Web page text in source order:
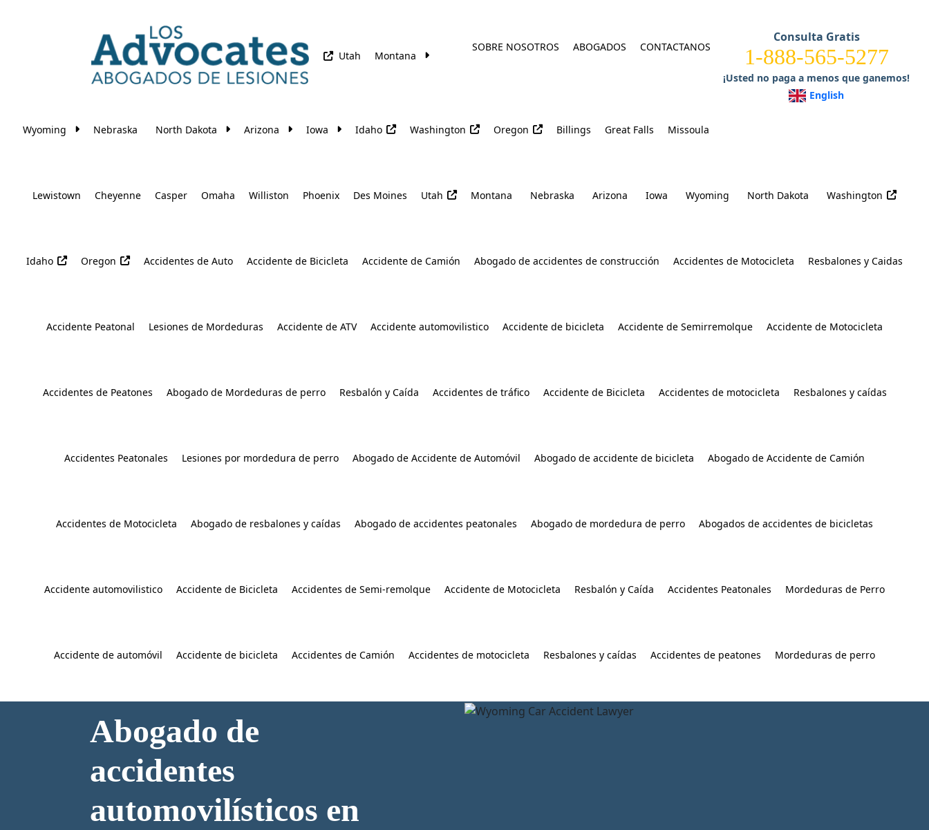
Consulta Gratis
1-888-565-5277
¡Usted no paga a menos que ganemos!
English
CONTACTANOS
ABOGADOS
SOBRE NOSOTROS
Utah Montana
Wyoming Nebraska North Dakota Arizona Iowa Idaho Washington Oregon Billings Great Falls Missoula
Lewistown Cheyenne Casper Omaha Williston Phoenix Des Moines Utah Montana Nebraska Arizona Iowa Wyoming North Dakota Washington
Idaho Oregon Accidentes de Auto Accidente de Bicicleta Accidente de Camión Abogado de accidentes de construcción Accidentes de Motocicleta Resbalones y Caidas
Accidente Peatonal Lesiones de Mordeduras Accidente de ATV Accidente automovilistico Accidente de bicicleta Accidente de Semirremolque Accidente de Motocicleta
Accidentes de Peatones Abogado de Mordeduras de perro Resbalón y Caída Accidentes de tráfico Accidente de Bicicleta Accidentes de motocicleta Resbalones y caídas
Accidentes Peatonales Lesiones por mordedura de perro Abogado de Accidente de Automóvil Abogado de accidente de bicicleta Abogado de Accidente de Camión
Accidentes de Motocicleta Abogado de resbalones y caídas Abogado de accidentes peatonales Abogado de mordedura de perro Abogados de accidentes de bicicletas
Accidente automovilistico Accidente de Bicicleta Accidentes de Semi-remolque Accidente de Motocicleta Resbalón y Caída Accidentes Peatonales Mordeduras de Perro
Accidente de automóvil Accidente de bicicleta Accidentes de Camión Accidentes de motocicleta Resbalones y caídas Accidentes de peatones Mordeduras de perro
Abogado de
accidentes
automovilísticos en